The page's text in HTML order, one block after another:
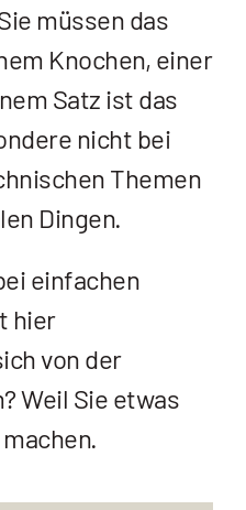
müssen das
Knochen, einer
Satz ist das
nicht bei
Themen
Dingen.
einfachen
hier
von der
Weil Sie etwas